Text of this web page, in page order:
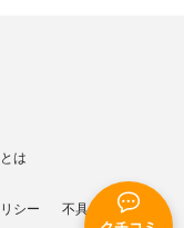
は
シー 不具合報告